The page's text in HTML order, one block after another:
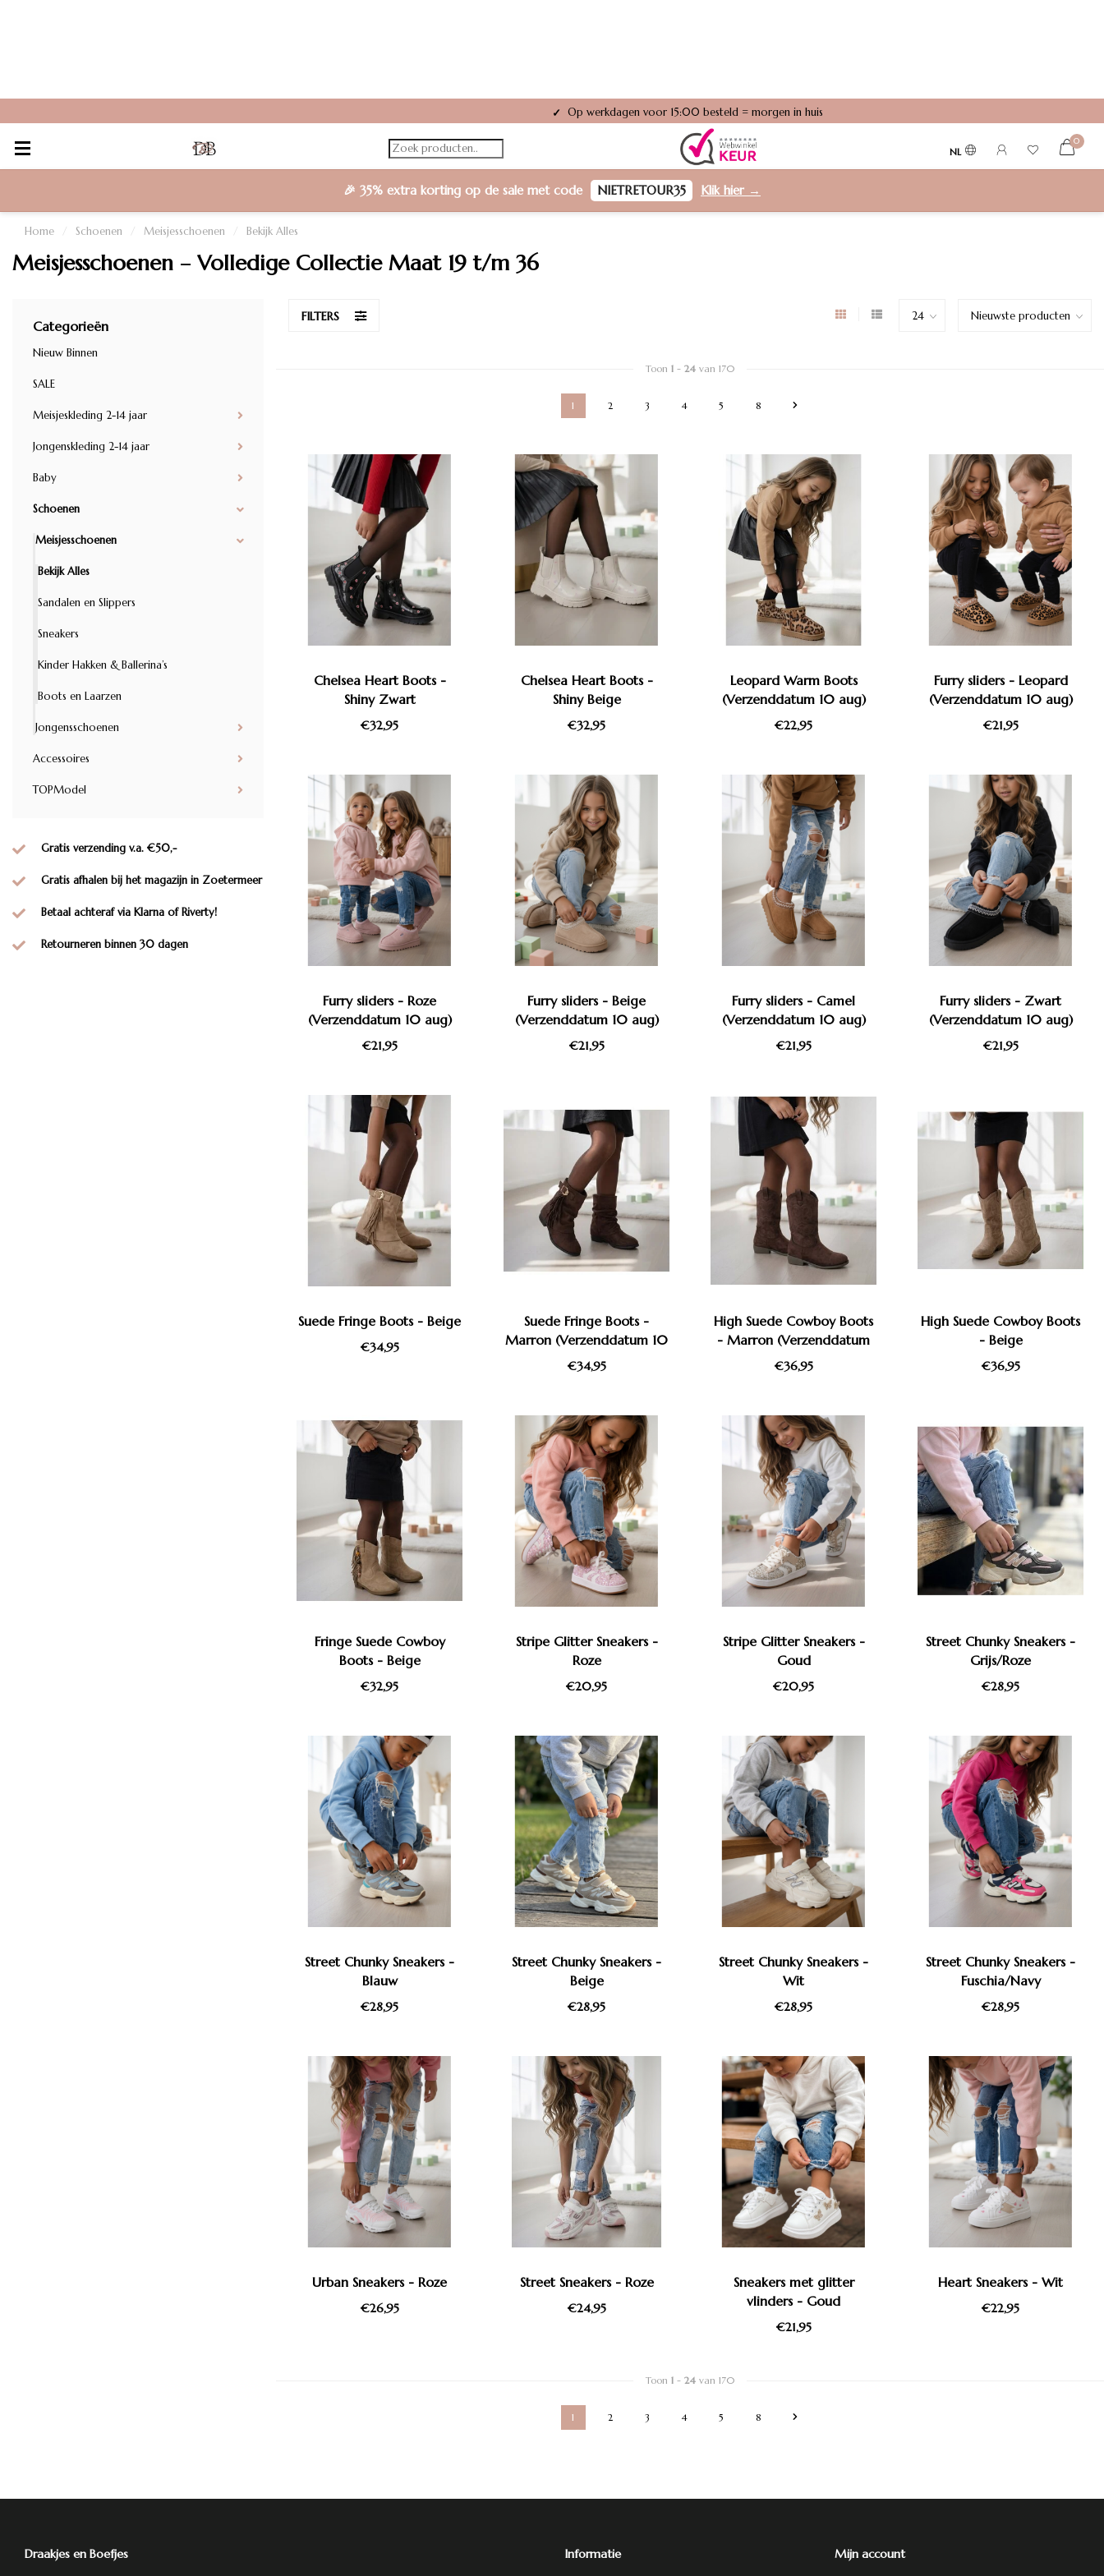
✓ Gratis verzending vanaf €50,-
NL
0
🎉 35% extra korting op de sale met code NIETRETOUR35 Klik hier →
Home / Schoenen / Meisjesschoenen / Bekijk Alles
Meisjesschoenen – Volledige Collectie Maat 19 t/m 36
Categorieën
Nieuw Binnen
SALE
Meisjeskleding 2-14 jaar
Jongenskleding 2-14 jaar
Baby
Schoenen
Meisjesschoenen
Bekijk Alles
Sandalen en Slippers
Sneakers
Kinder Hakken & Ballerina’s
Boots en Laarzen
Jongensschoenen
Accessoires
TOPModel
Gratis verzending v.a. €50,-
Gratis afhalen bij het magazijn in Zoetermeer
Betaal achteraf via Klarna of Riverty!
Retourneren binnen 30 dagen
FILTERS
Toon 1 - 24 van 170
1 2 3 4 5 8
Chelsea Heart Boots -
Shiny Zwart
€32,95
Chelsea Heart Boots -
Shiny Beige
€32,95
Leopard Warm Boots
(Verzenddatum 10 aug)
€22,95
Furry sliders - Leopard
(Verzenddatum 10 aug)
€21,95
Furry sliders - Roze
(Verzenddatum 10 aug)
€21,95
Furry sliders - Beige
(Verzenddatum 10 aug)
€21,95
Furry sliders - Camel
(Verzenddatum 10 aug)
€21,95
Furry sliders - Zwart
(Verzenddatum 10 aug)
€21,95
Suede Fringe Boots - Beige
€34,95
Suede Fringe Boots -
Marron (Verzenddatum 10
Aug)
€34,95
High Suede Cowboy Boots
- Marron (Verzenddatum
10 Aug)
€36,95
High Suede Cowboy Boots
- Beige
€36,95
Fringe Suede Cowboy
Boots - Beige
€32,95
Stripe Glitter Sneakers -
Roze
€20,95
Stripe Glitter Sneakers -
Goud
€20,95
Street Chunky Sneakers -
Grijs/Roze
€28,95
Street Chunky Sneakers -
Blauw
€28,95
Street Chunky Sneakers -
Beige
€28,95
Street Chunky Sneakers -
Wit
€28,95
Street Chunky Sneakers -
Fuschia/Navy
€28,95
Urban Sneakers - Roze
€26,95
Street Sneakers - Roze
€24,95
Sneakers met glitter
vlinders - Goud
€21,95
Heart Sneakers - Wit
€22,95
Toon 1 - 24 van 170
1 2 3 4 5 8
Draakjes en Boefjes Informatie Mijn account